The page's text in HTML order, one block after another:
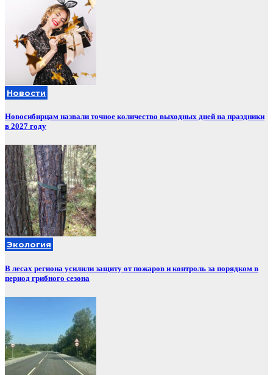
Новости
Новосибирцам назвали точное количество выходных дней на праздники
в 2027 году
Экология
В лесах региона усилили защиту от пожаров и контроль за порядком в
период грибного сезона